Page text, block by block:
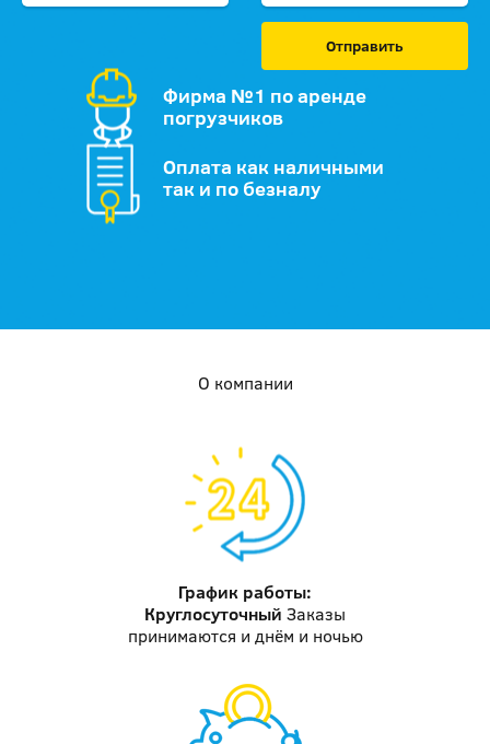
Отправить
Фирма №1 по аренде
погрузчиков
Оплата как наличными
так и по безналу
О компании
График работы:
Круглосуточный Заказы
принимаются и днём и ночью